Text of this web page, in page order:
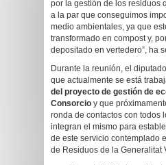
por la gestión de los residuos
a la par que conseguimos
medio ambientales, ya que
transformado en compost y,
depositado en vertedero”, ha
Durante la reunión, el
que actualmente se está
del proyecto de gestión de
Consorcio y que
ronda de contactos con todos
integran el mismo para
de este servicio contemplado
de Residuos de la Generalitat